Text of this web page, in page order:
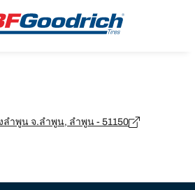
ลำพูน จ.ลำพูน, ลำพูน - 51150